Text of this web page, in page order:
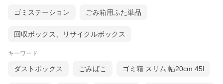
ゴミステーション ごみ箱用ふた単品
回収ボックス、リサイクルボックス
キーワード
ダストボックス ごみばこ ゴミ箱 スリム 幅20cm 45l